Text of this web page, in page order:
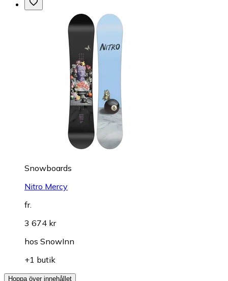
Snowboards
Nitro Mercy
fr.
3 674 kr
hos SnowInn
+1 butik
Hoppa över innehållet